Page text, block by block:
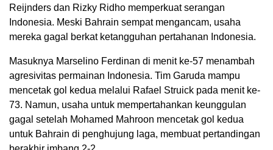
Reijnders dan Rizky Ridho memperkuat serangan
Indonesia. Meski Bahrain sempat mengancam, usaha
mereka gagal berkat ketangguhan pertahanan Indonesia.
Masuknya Marselino Ferdinan di menit ke-57 menambah
agresivitas permainan Indonesia. Tim Garuda mampu
mencetak gol kedua melalui Rafael Struick pada menit ke-
73. Namun, usaha untuk mempertahankan keunggulan
gagal setelah Mohamed Mahroon mencetak gol kedua
untuk Bahrain di penghujung laga, membuat pertandingan